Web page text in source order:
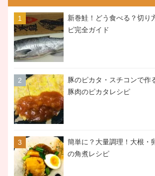
新巻鮭！どう食べる？切り
ピ完全ガイド
豚のピカタ・スチコンで作
豚肉のピカタレシピ
簡単に？大量調理！大根・
の角煮レシピ